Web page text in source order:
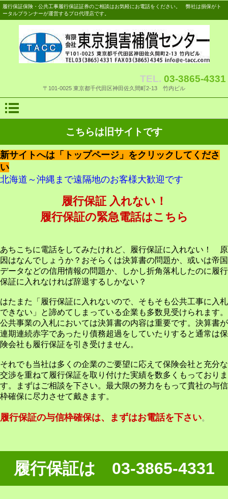
履行保証保険・公共工事履行保証証券のご相談はお気軽にお電話をください。 弊社は損保がト
ータルプランナーが運営するプロ代理店です。
TEL. 03-3865-4331
〒101-0025 東京都千代田区神田佐久間町2-13 竹内ビル
こちらは旧サイトです
新サイトへは「トップページ」をクリックしてくださ
い
北海道～沖縄まで遠隔地のお客様大歓迎です
履行保証 入れない！
履行保証の緊急電話はこちら
あちこちに電話をしてみたけれど、履行保証に入れない！ 原
因はなんでしょうか？おそらくは決算書の問題か、或いは帝国
データなどの信用情報の問題か、しかし折角落札したのに履行
保証に入れなければ辞退するしかない？
はたまた「履行保証に入れないので、そもそも公共工事に入札
できない」と諦めてしまっている企業も多数見受けられます。
公共事業の入札においては決算書の内容は重要です。決算書が
連期連続赤字であったり債務超過をしていたりすると通常は保
険会社も履行保証を引き受けません。
それでも当社は多くの企業のご要望に応えて保険会社と充分な
交渉を重ねて履行保証を取り付けた実績を数多くもっておりま
す。まずはご相談を下さい。最大限の努力をもって貴社の与信
枠確保に尽力させて戴きます。
履行保証の与信枠確保は、まずはお電話を下さい。
履行保証は 03-3865-4331